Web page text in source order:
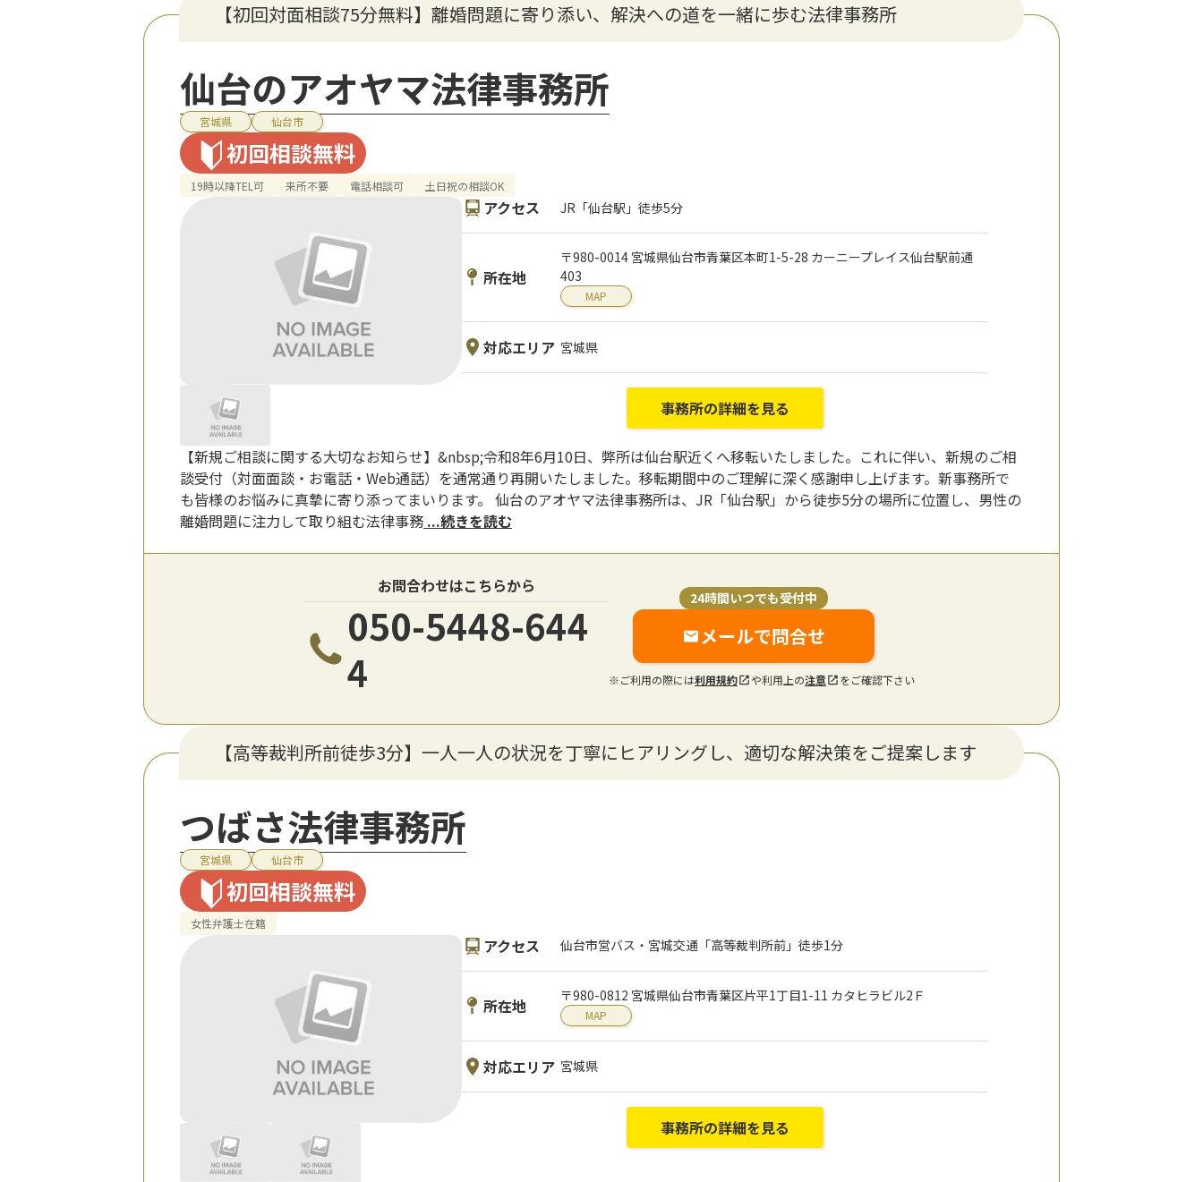
【初回対面相談75分無料】離婚問題に寄り添い、解決への道を一緒に歩む法律事務所
仙台のアオヤマ法律事務所
宮城県 仙台市
初回相談無料
19時以降TEL可 来所不要 電話相談可 土日祝の相談OK
アクセス JR「仙台駅」徒歩5分
所在地
〒980-0014 宮城県仙台市青葉区本町1-5-28 カーニープレイス仙台駅前通
403
MAP
対応エリア 宮城県
事務所の詳細を見る
【新規ご相談に関する大切なお知らせ】&nbsp;令和8年6月10日、弊所は仙台駅近くへ移転いたしました。これに伴い、新規のご相
談受付（対面面談・お電話・Web通話）を通常通り再開いたしました。移転期間中のご理解に深く感謝申し上げます。新事務所で
も皆様のお悩みに真摯に寄り添ってまいります。 仙台のアオヤマ法律事務所は、JR「仙台駅」から徒歩5分の場所に位置し、男性の
離婚問題に注力して取り組む法律事務 ...続きを読む
お問合わせはこちらから
050-5448-644
4
24時間いつでも受付中
メールで問合せ
※ご利用の際には利用規約 や利用上の注意 をご確認下さい
【高等裁判所前徒歩3分】一人一人の状況を丁寧にヒアリングし、適切な解決策をご提案します
つばさ法律事務所
宮城県 仙台市
初回相談無料
女性弁護士在籍
アクセス 仙台市営バス・宮城交通「高等裁判所前」徒歩1分
所在地
〒980-0812 宮城県仙台市青葉区片平1丁目1-11 カタヒラビル2Ｆ
MAP
対応エリア 宮城県
事務所の詳細を見る